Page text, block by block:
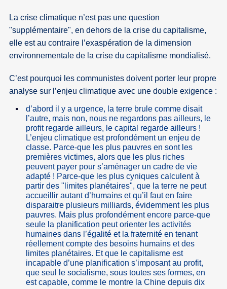
La crise climatique n’est pas une question
"supplémentaire", en dehors de la crise du capitalisme,
elle est au contraire l’exaspération de la dimension
environnementale de la crise du capitalisme mondialisé.
C’est pourquoi les communistes doivent porter leur propre
analyse sur l’enjeu climatique avec une double exigence :
d’abord il y a urgence, la terre brule comme disait
l’autre, mais non, nous ne regardons pas ailleurs, le
profit regarde ailleurs, le capital regarde ailleurs !
L’enjeu climatique est profondément un enjeu de
classe. Parce-que les plus pauvres en sont les
premières victimes, alors que les plus riches
peuvent payer pour s’aménager un cadre de vie
adapté ! Parce-que les plus cyniques calculent à
partir des "limites planétaires", que la terre ne peut
accueillir autant d’humains et qu’il faut en faire
disparaitre plusieurs milliards, évidemment les plus
pauvres. Mais plus profondément encore parce-que
seule la planification peut orienter les activités
humaines dans l’égalité et la fraternité en tenant
réellement compte des besoins humains et des
limites planétaires. Et que le capitalisme est
incapable d’une planification s’imposant au profit,
que seul le socialisme, sous toutes ses formes, en
est capable, comme le montre la Chine depuis dix